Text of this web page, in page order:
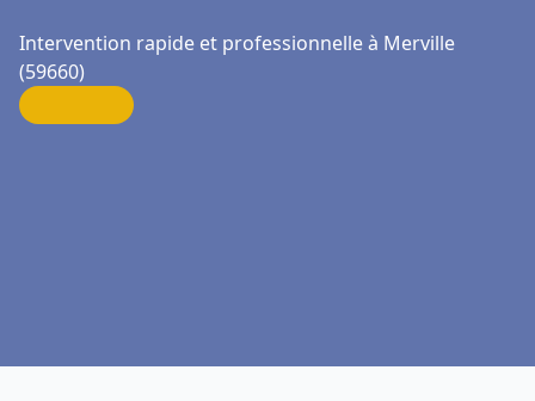
Intervention rapide et professionnelle à Merville
(59660)